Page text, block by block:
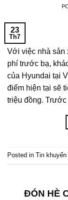
23
Th7
Với việc nhà sản
phí trước bạ,
của Hyundai tại
điểm hiện tại sẽ
triệu đồng.
Posted in Tin khuyến
ĐÓN HÈ